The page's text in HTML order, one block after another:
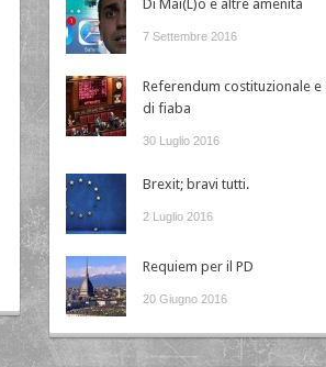
Di Mai(L)o e altre amenità
7 Settembre 2016
Referendum costituzionale e
di fiaba
30 Luglio 2016
Brexit; bravi tutti.
2 Luglio 2016
Requiem per il PD
20 Giugno 2016